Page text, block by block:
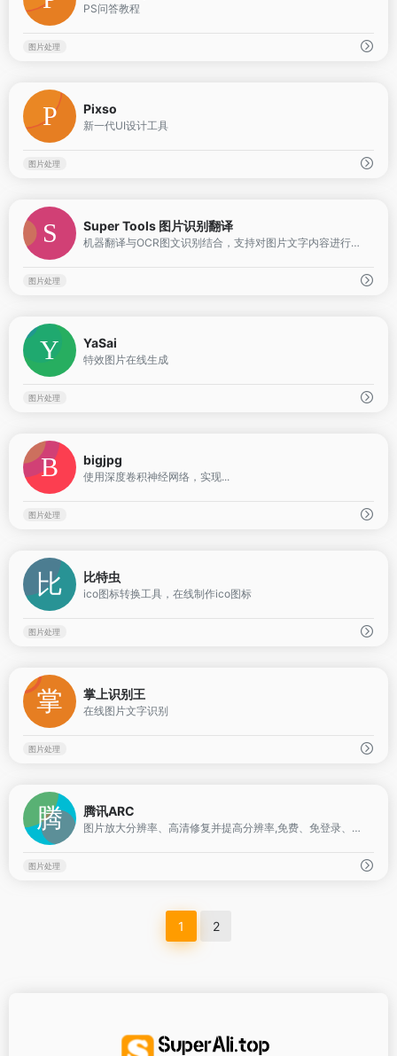
PS问答教程
图片处理
Pixso
新一代UI设计工具
图片处理
Super Tools 图片识别翻译
机器翻译与OCR图文识别结合，支持对图片文字内容进行识别，并且根据选项自动把图片文字翻译成对应的语言，输出结果支持回填到图片中。
图片处理
YaSai
特效图片在线生成
图片处理
bigjpg
使用深度卷积神经网络，实现...
图片处理
比特虫
ico图标转换工具，在线制作ico图标
图片处理
掌上识别王
在线图片文字识别
图片处理
腾讯ARC
图片放大分辨率、高清修复并提高分辨率,免费、免登录、速度快
图片处理
1 2